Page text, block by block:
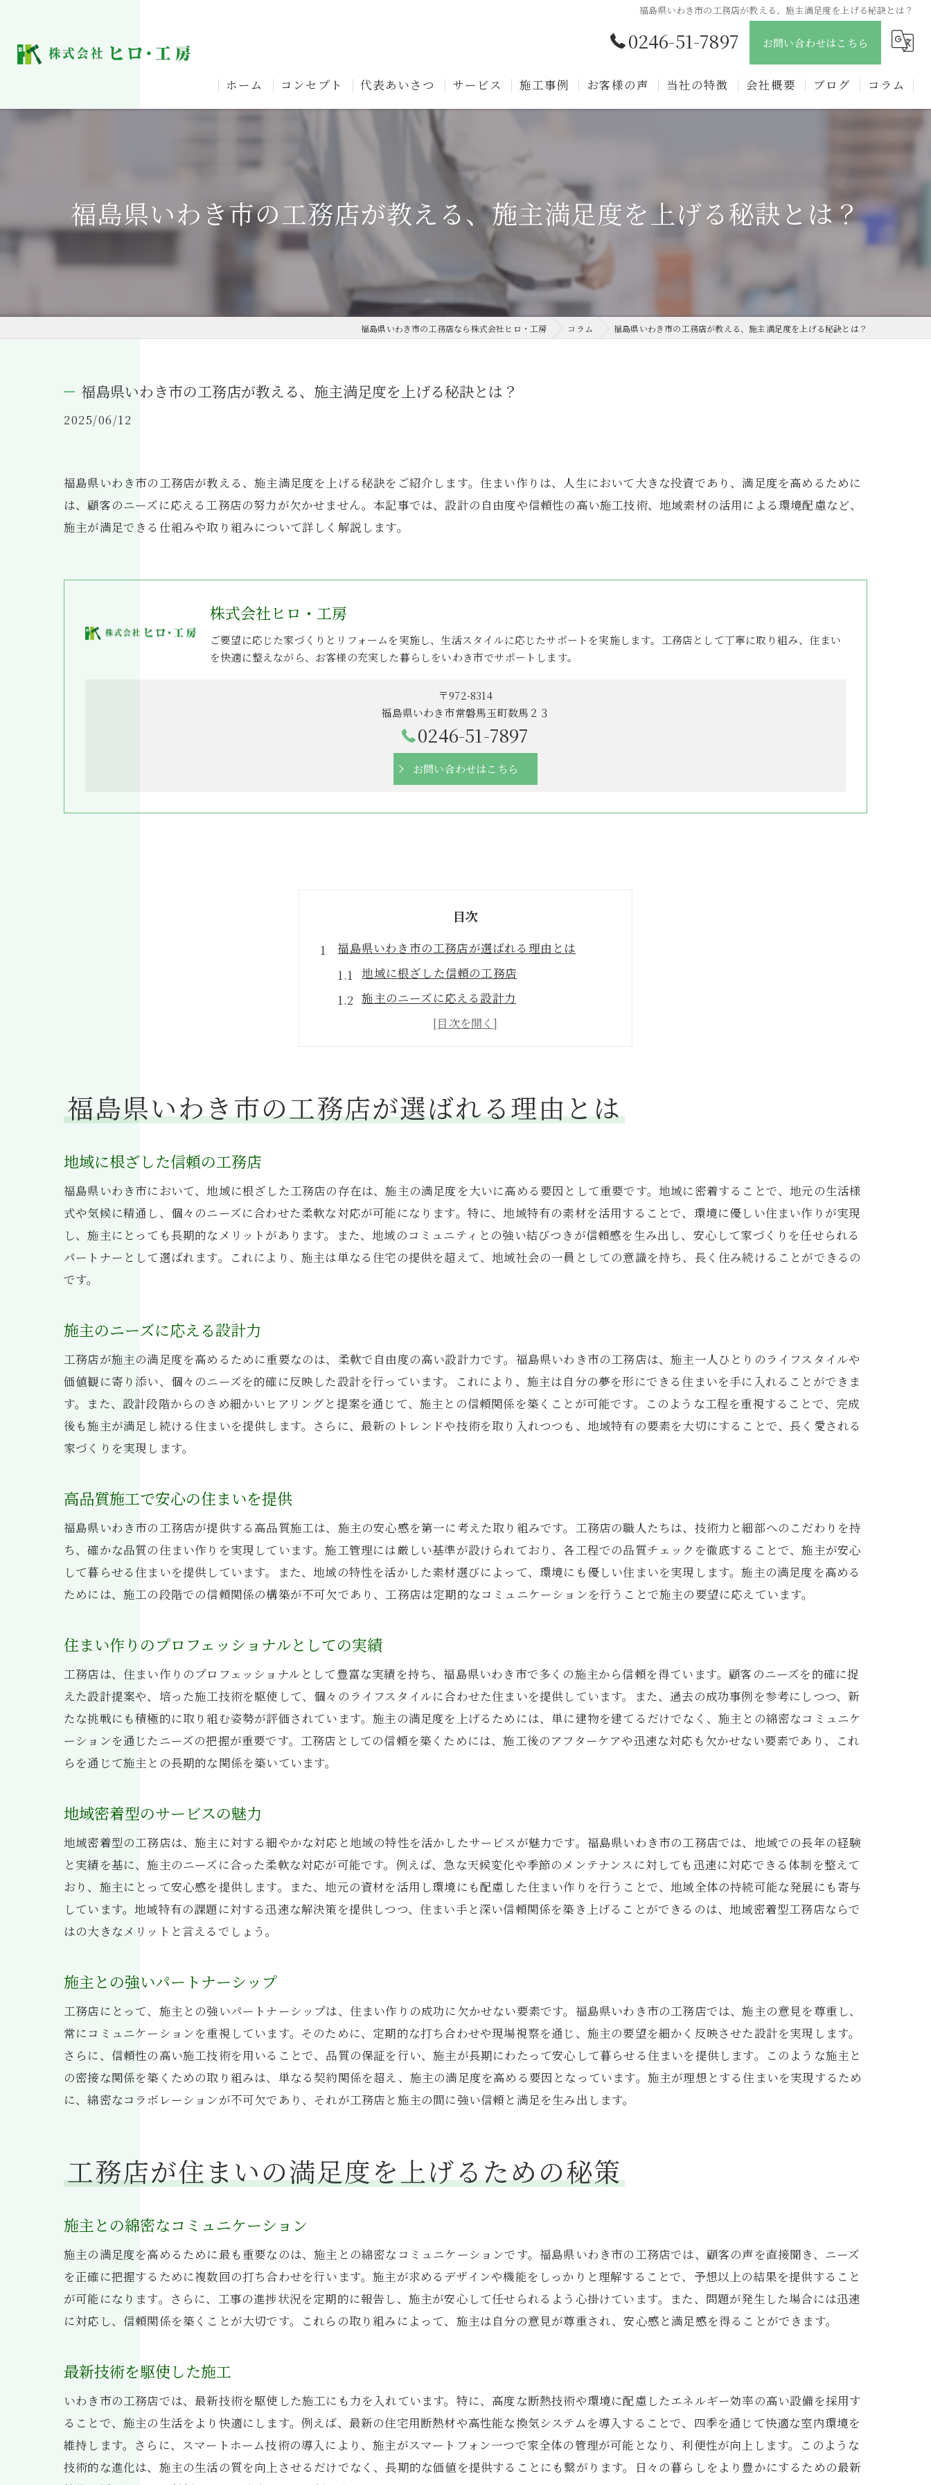
福島県いわき市の工務店が教える、施主満足度を上げる秘訣とは？
0246-51-7897 お問い合わせはこちら
ホーム コンセプト 代表あいさつ サービス 施工事例 お客様の声 当社の特徴 会社概要 ブログ コラム
福島県いわき市の工務店が教える、施主満足度を上げる秘訣とは？
福島県いわき市の工務店なら株式会社ヒロ・工房 コラム 福島県いわき市の工務店が教える、施主満足度を上げる秘訣とは？
福島県いわき市の工務店が教える、施主満足度を上げる秘訣とは？
2025/06/12
福島県いわき市の工務店が教える、施主満足度を上げる秘訣をご紹介します。住まい作りは、人生において大きな投資であり、満足度を高めるために
は、顧客のニーズに応える工務店の努力が欠かせません。本記事では、設計の自由度や信頼性の高い施工技術、地域素材の活用による環境配慮など、
施主が満足できる仕組みや取り組みについて詳しく解説します。
株式会社ヒロ・工房
ご要望に応じた家づくりとリフォームを実施し、生活スタイルに応じたサポートを実施します。工務店として丁寧に取り組み、住まい
を快適に整えながら、お客様の充実した暮らしをいわき市でサポートします。
〒972-8314
福島県いわき市常磐馬玉町数馬２３
0246-51-7897
お問い合わせはこちら
目次
福島県いわき市の工務店が選ばれる理由とは
地域に根ざした信頼の工務店
施主のニーズに応える設計力
高品質施工で安心の住まいを提供
施主との強いパートナーシップ
工務店が住まいの満足度を上げるための秘策
ライフスタイルに合わせたカスタマイズ
持続可能な素材の活用
最新テクノロジーによる効率的な施工
コストパフォーマンスを考慮した提案
施主参加型の設計プロセス
環境に優しい施工技術の導入
自然との調和を重視したデザイン
地域の伝統を生かした住宅デザイン
再生可能エネルギーの活用
工務店が提供する安心の施工技術
高耐久性を誇る施工方法
熟練の技術者による施工
厳しい品質管理体制の実現
先進的な建材の使用
顧客満足を第一に考えた設計プロセス
施主の要望を取り入れた柔軟なデザイン
変更可能な設計プランの提案
地域社会への積極的な貢献
施主参加型イベントの開催
地域と連携した環境保護活動
顧客満足度調査の実施
住まい作りでの工務店の重要な役割とその成果
地域文化を取り入れた住まい作り
施主の信頼を勝ち取るための努力
未来を見据えた住宅の提案
地域社会との共存を目指すパートナーシップ
福島県いわき市の工務店が選ばれる理由とは
地域に根ざした信頼の工務店
福島県いわき市において、地域に根ざした工務店の存在は、施主の満足度を大いに高める要因として重要です。地域に密着することで、地元の生活様
式や気候に精通し、個々のニーズに合わせた柔軟な対応が可能になります。特に、地域特有の素材を活用することで、環境に優しい住まい作りが実現
し、施主にとっても長期的なメリットがあります。また、地域のコミュニティとの強い結びつきが信頼感を生み出し、安心して家づくりを任せられる
パートナーとして選ばれます。これにより、施主は単なる住宅の提供を超えて、地域社会の一員としての意識を持ち、長く住み続けることができるの
です。
施主のニーズに応える設計力
工務店が施主の満足度を高めるために重要なのは、柔軟で自由度の高い設計力です。福島県いわき市の工務店は、施主一人ひとりのライフスタイルや
価値観に寄り添い、個々のニーズを的確に反映した設計を行っています。これにより、施主は自分の夢を形にできる住まいを手に入れることができま
す。また、設計段階からのきめ細かいヒアリングと提案を通じて、施主との信頼関係を築くことが可能です。このような工程を重視することで、完成
後も施主が満足し続ける住まいを提供します。さらに、最新のトレンドや技術を取り入れつつも、地域特有の要素を大切にすることで、長く愛される
家づくりを実現します。
高品質施工で安心の住まいを提供
福島県いわき市の工務店が提供する高品質施工は、施主の安心感を第一に考えた取り組みです。工務店の職人たちは、技術力と細部へのこだわりを持
ち、確かな品質の住まい作りを実現しています。施工管理には厳しい基準が設けられており、各工程での品質チェックを徹底することで、施主が安心
して暮らせる住まいを提供しています。また、地域の特性を活かした素材選びによって、環境にも優しい住まいを実現します。施主の満足度を高める
ためには、施工の段階での信頼関係の構築が不可欠であり、工務店は定期的なコミュニケーションを行うことで施主の要望に応えています。
住まい作りのプロフェッショナルとしての実績
工務店は、住まい作りのプロフェッショナルとして豊富な実績を持ち、福島県いわき市で多くの施主から信頼を得ています。顧客のニーズを的確に捉
えた設計提案や、培った施工技術を駆使して、個々のライフスタイルに合わせた住まいを提供しています。また、過去の成功事例を参考にしつつ、新
たな挑戦にも積極的に取り組む姿勢が評価されています。施主の満足度を上げるためには、単に建物を建てるだけでなく、施主との綿密なコミュニケ
ーションを通じたニーズの把握が重要です。工務店としての信頼を築くためには、施工後のアフターケアや迅速な対応も欠かせない要素であり、これ
らを通じて施主との長期的な関係を築いています。
地域密着型のサービスの魅力
地域密着型の工務店は、施主に対する細やかな対応と地域の特性を活かしたサービスが魅力です。福島県いわき市の工務店では、地域での長年の経験
と実績を基に、施主のニーズに合った柔軟な対応が可能です。例えば、急な天候変化や季節のメンテナンスに対しても迅速に対応できる体制を整えて
おり、施主にとって安心感を提供します。また、地元の資材を活用し環境にも配慮した住まい作りを行うことで、地域全体の持続可能な発展にも寄与
しています。地域特有の課題に対する迅速な解決策を提供しつつ、住まい手と深い信頼関係を築き上げることができるのは、地域密着型工務店ならで
はの大きなメリットと言えるでしょう。
施主との強いパートナーシップ
工務店にとって、施主との強いパートナーシップは、住まい作りの成功に欠かせない要素です。福島県いわき市の工務店では、施主の意見を尊重し、
常にコミュニケーションを重視しています。そのために、定期的な打ち合わせや現場視察を通じ、施主の要望を細かく反映させた設計を実現します。
さらに、信頼性の高い施工技術を用いることで、品質の保証を行い、施主が長期にわたって安心して暮らせる住まいを提供します。このような施主と
の密接な関係を築くための取り組みは、単なる契約関係を超え、施主の満足度を高める要因となっています。施主が理想とする住まいを実現するため
に、綿密なコラボレーションが不可欠であり、それが工務店と施主の間に強い信頼と満足を生み出します。
工務店が住まいの満足度を上げるための秘策
施主との綿密なコミュニケーション
施主の満足度を高めるために最も重要なのは、施主との綿密なコミュニケーションです。福島県いわき市の工務店では、顧客の声を直接聞き、ニーズ
を正確に把握するために複数回の打ち合わせを行います。施主が求めるデザインや機能をしっかりと理解することで、予想以上の結果を提供すること
が可能になります。さらに、工事の進捗状況を定期的に報告し、施主が安心して任せられるよう心掛けています。また、問題が発生した場合には迅速
に対応し、信頼関係を築くことが大切です。これらの取り組みによって、施主は自分の意見が尊重され、安心感と満足感を得ることができます。
最新技術を駆使した施工
いわき市の工務店では、最新技術を駆使した施工にも力を入れています。特に、高度な断熱技術や環境に配慮したエネルギー効率の高い設備を採用す
ることで、施主の生活をより快適にします。例えば、最新の住宅用断熱材や高性能な換気システムを導入することで、四季を通じて快適な室内環境を
維持します。さらに、スマートホーム技術の導入により、施主がスマートフォン一つで家全体の管理が可能となり、利便性が向上します。このような
技術的な進化は、施主の生活の質を向上させるだけでなく、長期的な価値を提供することにも繋がります。日々の暮らしをより豊かにするための最新